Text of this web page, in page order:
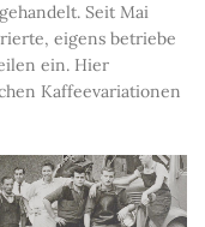
Seit Mai
eigens betriebe
ein. Hier
Kaffeevariationen